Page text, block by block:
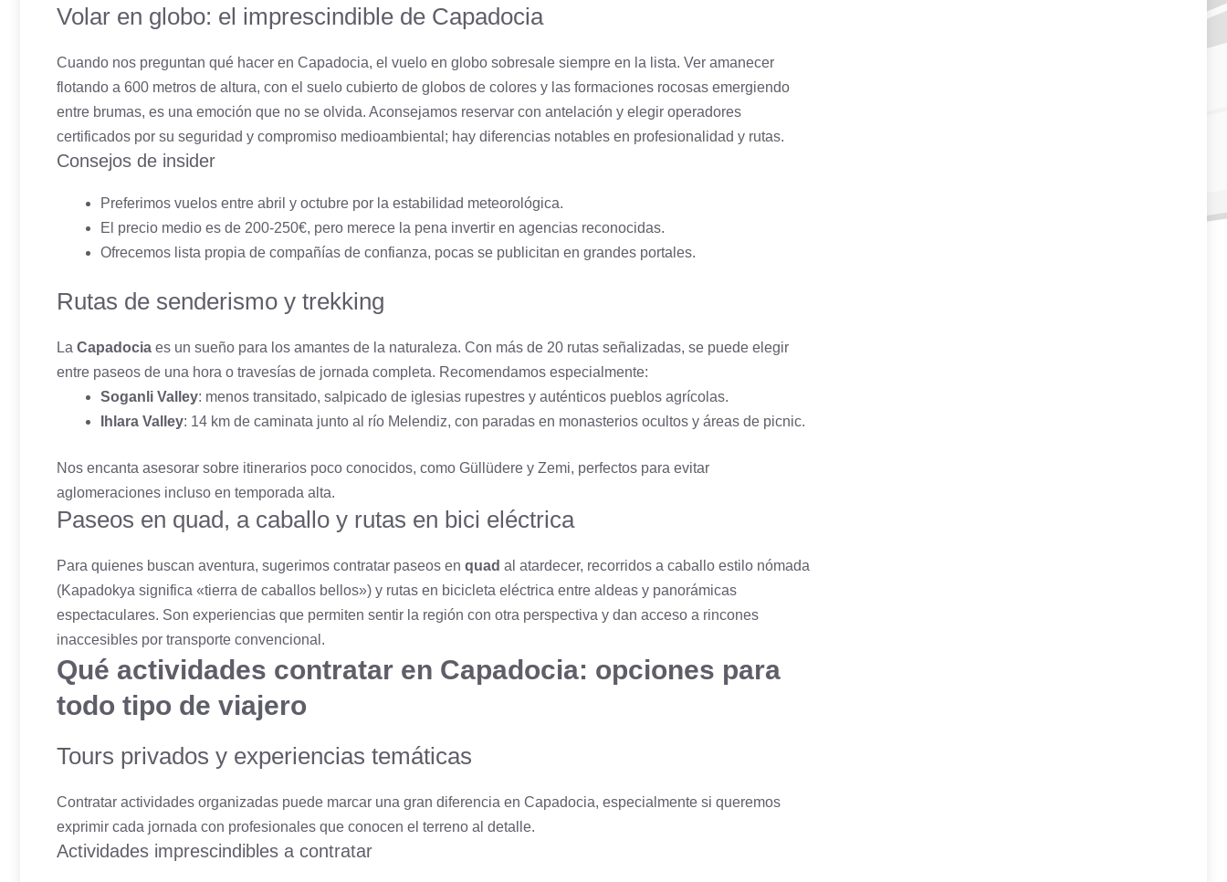
Volar en globo: el imprescindible de Capadocia
Cuando nos preguntan qué hacer en Capadocia, el vuelo en globo sobresale siempre en la lista. Ver amanecer
flotando a 600 metros de altura, con el suelo cubierto de globos de colores y las formaciones rocosas emergiendo
entre brumas, es una emoción que no se olvida. Aconsejamos reservar con antelación y elegir operadores
certificados por su seguridad y compromiso medioambiental; hay diferencias notables en profesionalidad y rutas.
Consejos de insider
Preferimos vuelos entre abril y octubre por la estabilidad meteorológica.
El precio medio es de 200-250€, pero merece la pena invertir en agencias reconocidas.
Ofrecemos lista propia de compañías de confianza, pocas se publicitan en grandes portales.
Rutas de senderismo y trekking
La Capadocia es un sueño para los amantes de la naturaleza. Con más de 20 rutas señalizadas, se puede elegir
entre paseos de una hora o travesías de jornada completa. Recomendamos especialmente:
Soganli Valley: menos transitado, salpicado de iglesias rupestres y auténticos pueblos agrícolas.
Ihlara Valley: 14 km de caminata junto al río Melendiz, con paradas en monasterios ocultos y áreas de picnic.
Nos encanta asesorar sobre itinerarios poco conocidos, como Güllüdere y Zemi, perfectos para evitar
aglomeraciones incluso en temporada alta.
Paseos en quad, a caballo y rutas en bici eléctrica
Para quienes buscan aventura, sugerimos contratar paseos en quad al atardecer, recorridos a caballo estilo nómada
(Kapadokya significa «tierra de caballos bellos») y rutas en bicicleta eléctrica entre aldeas y panorámicas
espectaculares. Son experiencias que permiten sentir la región con otra perspectiva y dan acceso a rincones
inaccesibles por transporte convencional.
Qué actividades contratar en Capadocia: opciones para
todo tipo de viajero
Tours privados y experiencias temáticas
Contratar actividades organizadas puede marcar una gran diferencia en Capadocia, especialmente si queremos
exprimir cada jornada con profesionales que conocen el terreno al detalle.
Actividades imprescindibles a contratar